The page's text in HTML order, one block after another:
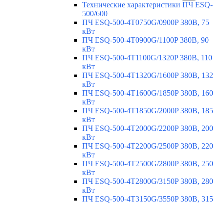
Технические характеристики ПЧ ESQ-
500/600
ПЧ ESQ-500-4T0750G/0900P 380В, 75
кВт
ПЧ ESQ-500-4T0900G/1100P 380В, 90
кВт
ПЧ ESQ-500-4T1100G/1320P 380В, 110
кВт
ПЧ ESQ-500-4T1320G/1600P 380В, 132
кВт
ПЧ ESQ-500-4T1600G/1850P 380В, 160
кВт
ПЧ ESQ-500-4T1850G/2000P 380В, 185
кВт
ПЧ ESQ-500-4T2000G/2200P 380В, 200
кВт
ПЧ ESQ-500-4T2200G/2500P 380В, 220
кВт
ПЧ ESQ-500-4T2500G/2800P 380В, 250
кВт
ПЧ ESQ-500-4T2800G/3150P 380В, 280
кВт
ПЧ ESQ-500-4T3150G/3550P 380В, 315